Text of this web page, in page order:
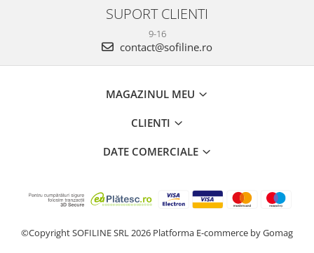
SUPORT CLIENTI
9-16
contact@sofiline.ro
MAGAZINUL MEU
CLIENTI
DATE COMERCIALE
©Copyright SOFILINE SRL 2026 Platforma E-commerce by Gomag